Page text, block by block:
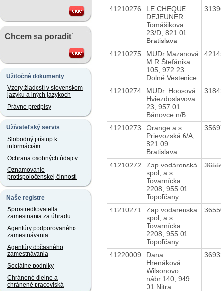
Chcem sa poradiť
Užitočné dokumenty
Vzory žiadostí v slovenskom
jazyku a iných jazykoch
Právne predpisy
Užívateľský servis
Slobodný prístup k
informáciám
Ochrana osobných údajov
Oznamovanie
protispoločenskej činnosti
Naše registre
Sprostredkovatelia
zamestnania za úhradu
Agentúry podporovaného
zamestnávania
Agentúry dočasného
zamestnávania
Sociálne podniky
Chránené dielne a
chránené pracoviská
41210276
LE CHEQUE
DEJEUNER
Tomášikova
23/D, 821 01
Bratislava
41210275
MUDr.Mazanová
M.R.Štefánika
105, 972 23
Dolné Vestenice
41210274
MUDr. Hoosová
Hviezdoslavova
23, 957 01
Bánovce n/B.
41210273
Orange a.s.
Prievozská 6/A,
821 09
Bratislava
41210272
Zap.vodárenská
spol, a.s.
Tovarnícka
2208, 955 01
Topoľčany
41210271
Zap.vodárenská
spol, a.s.
Tovarnícka
2208, 955 01
Topoľčany
41220009
Dana
Hrenáková
Wilsonovo
nábr.140, 949
01 Nitra